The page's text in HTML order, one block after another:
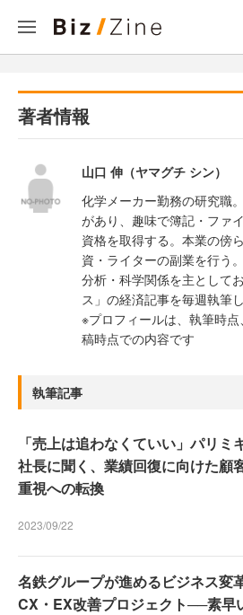
著者情報
山口 伸（ヤマグチ シン）
化学メーカー勤務の研究職
があり、趣味で簿記・ファ
資格を取得する。本業の傍
資・ライターの副業を行う
分析・科学関係を主として
ス」の経済記事を毎週執筆し
※プロフィールは、執筆時
稿時点での内容です
執筆記事
「売上は追わなくていい」パリミ
社長に聞く、業績回復に向けた顧
重視への転換
2023/09/22
名鉄グループが進めるビジネス変
CX・EX改善プロジェクト──素早